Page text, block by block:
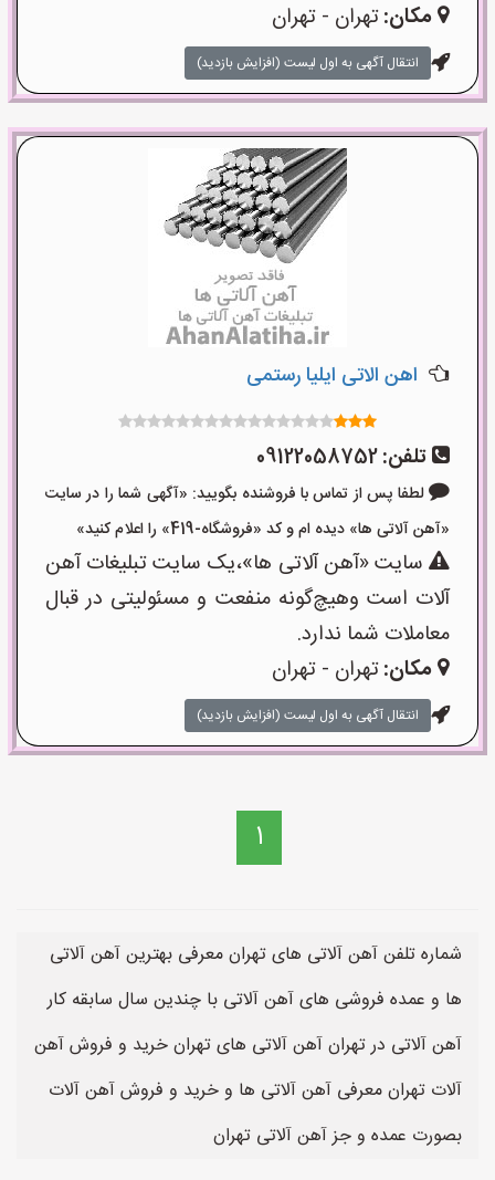
مکان:تهران - تهران
انتقال آگهی به اول لیست (افزایش بازدید)
اهن الاتی ایلیا رستمی
تلفن:09122058752
لطفا پس از تماس با فروشنده بگویید: «آگهی شما را در سایت
«آهن آلاتی ها» دیده ام و کد «فروشگاه-419» را اعلام کنید»
سایت «آهن آلاتی ها»،یک سایت تبلیغات آهن
آلات است وهیچ‌گونه منفعت و مسئولیتی در قبال
معاملات شما ندارد.
مکان:تهران - تهران
انتقال آگهی به اول لیست (افزایش بازدید)
1
شماره تلفن آهن آلاتی های تهران معرفی بهترین آهن آلاتی
ها و عمده فروشی های آهن آلاتی با چندین سال سابقه کار
آهن آلاتی در تهران آهن آلاتی های تهران خرید و فروش آهن
آلات تهران معرفی آهن آلاتی ها و خرید و فروش آهن آلات
بصورت عمده و جز آهن آلاتی تهران